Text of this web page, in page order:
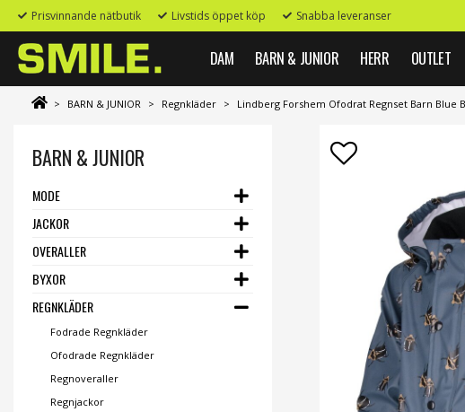
Prisvinnande nätbutik Livstids öppet köp Snabba leveranser
DAM BARN & JUNIOR HERR OUTLET
> BARN & JUNIOR > Regnkläder > Lindberg Forshem Ofodrat Regnset Barn Blue
BARN & JUNIOR
MODE
JACKOR
OVERALLER
BYXOR
REGNKLÄDER
Fodrade Regnkläder
Ofodrade Regnkläder
Regnoveraller
Regnjackor